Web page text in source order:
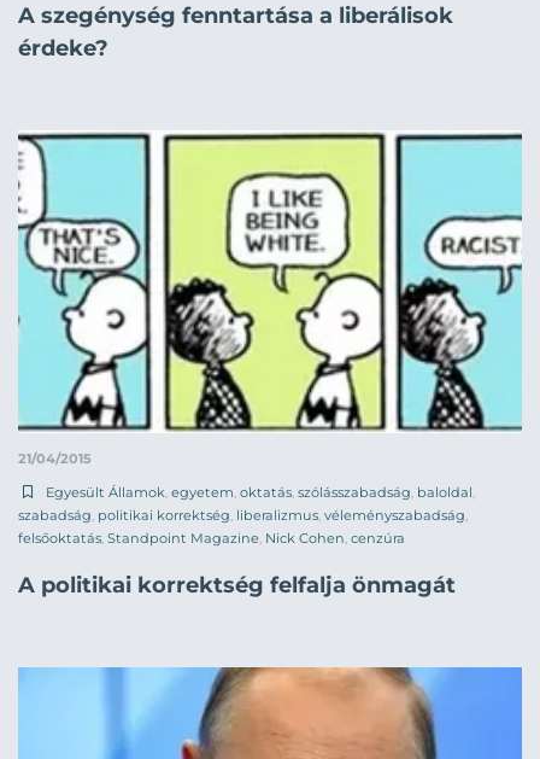
A szegénység fenntartása a liberálisok
érdeke?
21/04/2015
Egyesült Államok, egyetem, oktatás, szólásszabadság, baloldal,
szabadság, politikai korrektség, liberalizmus, véleményszabadság,
felsőoktatás, Standpoint Magazine, Nick Cohen, cenzúra
A politikai korrektség felfalja önmagát